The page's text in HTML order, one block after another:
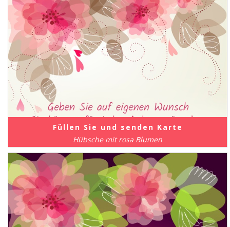
Füllen Sie und senden Karte
Hübsche mit rosa Blumen